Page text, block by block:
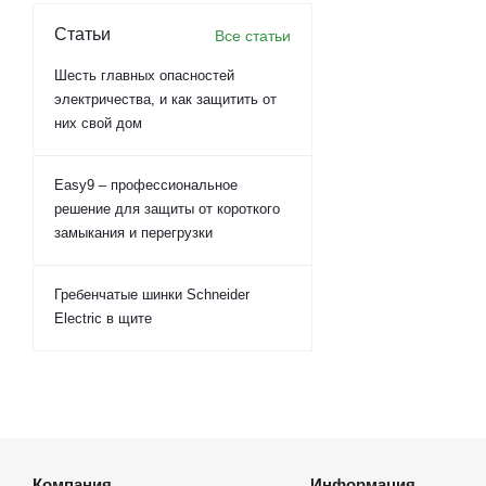
Статьи Все статьи
Шесть главных опасностей
электричества, и как защитить от
них свой дом
Easy9 – профессиональное
решение для защиты от короткого
замыкания и перегрузки
Гребенчатые шинки Schneider
Electric в щите